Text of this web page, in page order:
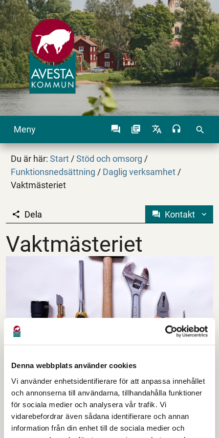
Denna webbplats använder cookies
Vi använder enhetsidentifierare för att anpassa innehållet
och annonserna till användarna, tillhandahålla funktioner
för sociala medier och analysera vår trafik. Vi
vidarebefordrar även sådana identifierare och annan
information från din enhet till de sociala medier och
Meny search
Du är här:Start / Stöd och omsorg /
Funktionsnedsättning / Daglig verksamhet /
Vaktmästeriet
Vaktmästeriet
Dela Kontakt
Vaktmästeriet
Arbetsuppgifterna består av olika
vaktmästerisysslor inom
omsorgsförvaltningens verksamheter.